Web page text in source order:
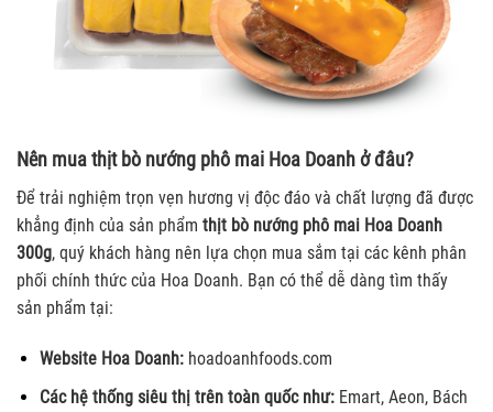
Nên mua thịt bò nướng phô mai Hoa Doanh ở đâu?
Để trải nghiệm trọn vẹn hương vị độc đáo và chất lượng đã được
khẳng định của sản phẩm thịt bò nướng phô mai Hoa Doanh
300g, quý khách hàng nên lựa chọn mua sắm tại các kênh phân
phối chính thức của Hoa Doanh. Bạn có thể dễ dàng tìm thấy
sản phẩm tại:
Website Hoa Doanh: hoadoanhfoods.com
Các hệ thống siêu thị trên toàn quốc như:Emart, Aeon, Bách